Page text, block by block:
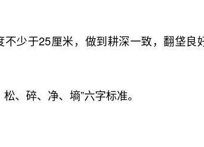
少于25厘米，做到耕深一致，翻垡良
、碎、净、墒”六字标准。